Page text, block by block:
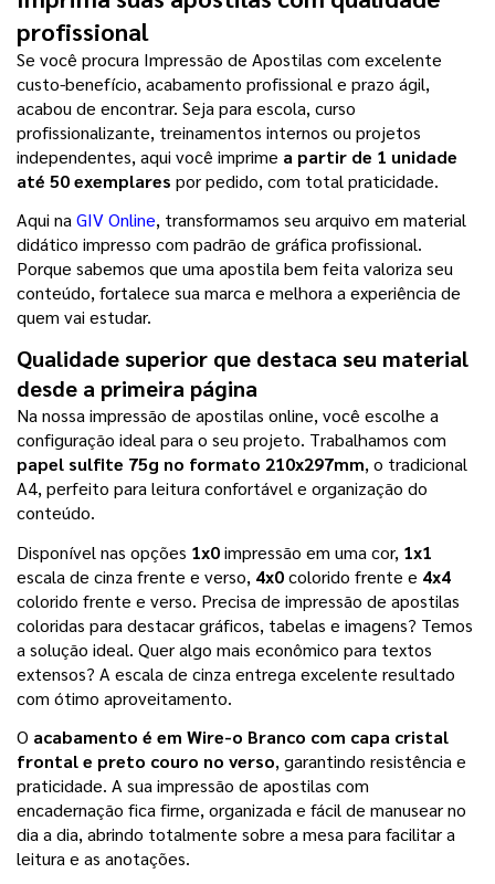
profissional
Se você procura Impressão de Apostilas com excelente
custo-benefício, acabamento profissional e prazo ágil,
acabou de encontrar. Seja para escola, curso
profissionalizante, treinamentos internos ou projetos
independentes, aqui você imprime a partir de 1 unidade
até 50 exemplares por pedido, com total praticidade.
Aqui na GIV Online, transformamos seu arquivo em material
didático impresso com padrão de gráfica profissional.
Porque sabemos que uma apostila bem feita valoriza seu
conteúdo, fortalece sua marca e melhora a experiência de
quem vai estudar.
Qualidade superior que destaca seu material
desde a primeira página
Na nossa impressão de apostilas online, você escolhe a
configuração ideal para o seu projeto. Trabalhamos com
papel sulfite 75g no formato 210x297mm, o tradicional
A4, perfeito para leitura confortável e organização do
conteúdo.
Disponível nas opções 1x0 impressão em uma cor, 1x1
escala de cinza frente e verso, 4x0 colorido frente e 4x4
colorido frente e verso. Precisa de impressão de apostilas
coloridas para destacar gráficos, tabelas e imagens? Temos
a solução ideal. Quer algo mais econômico para textos
extensos? A escala de cinza entrega excelente resultado
com ótimo aproveitamento.
O acabamento é em Wire-o Branco com capa cristal
frontal e preto couro no verso, garantindo resistência e
praticidade. A sua impressão de apostilas com
encadernação fica firme, organizada e fácil de manusear no
dia a dia, abrindo totalmente sobre a mesa para facilitar a
leitura e as anotações.